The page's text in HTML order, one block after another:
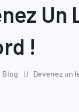
!
Blog Devenez un